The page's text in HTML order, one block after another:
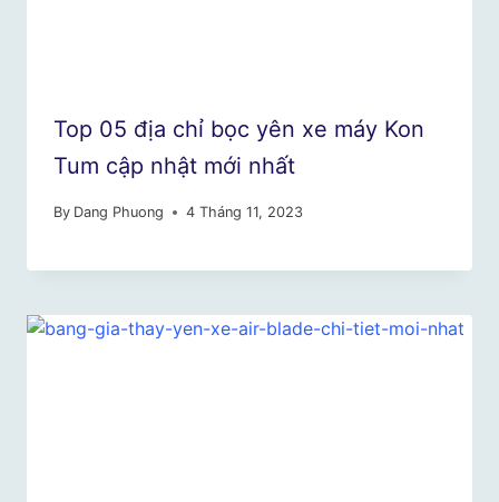
Top 05 địa chỉ bọc yên xe máy Kon
Tum cập nhật mới nhất
By Dang Phuong 4 Tháng 11, 2023